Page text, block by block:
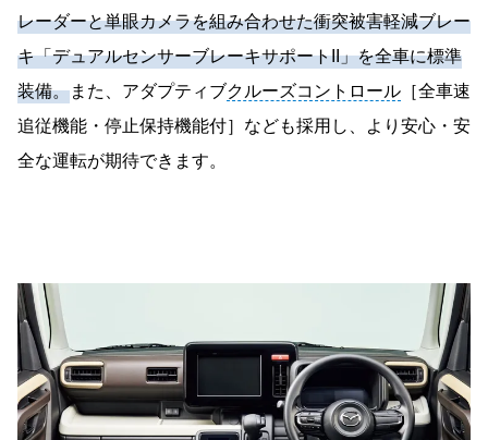
レーダーと単眼カメラを組み合わせた衝突被害軽減ブレー
キ「デュアルセンサーブレーキサポートII」を全車に標準
装備。また、アダプティブクルーズコントロール ［全車速
追従機能・停止保持機能付］なども採用し、より安心・安
全な運転が期待できます。